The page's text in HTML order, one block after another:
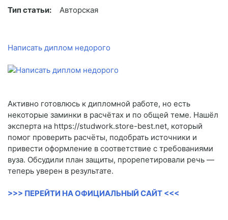
Тип статьи: Авторская
Написать диплом недорого
Активно готовлюсь к дипломной работе, но есть
некоторые заминки в расчётах и по общей теме. Нашёл
эксперта на https://studwork.store-best.net, который
помог проверить расчёты, подобрать источники и
привести оформление в соответствие с требованиями
вуза. Обсудили план защиты, прорепетировали речь —
теперь уверен в результате.
>>> ПЕРЕЙТИ НА ОФИЦИАЛЬНЫЙ САЙТ <<<